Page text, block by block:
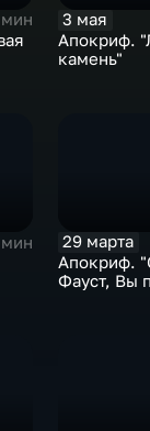
3 мая
Апокриф.
камень"
29 марта
Апокриф.
Фауст, Вы